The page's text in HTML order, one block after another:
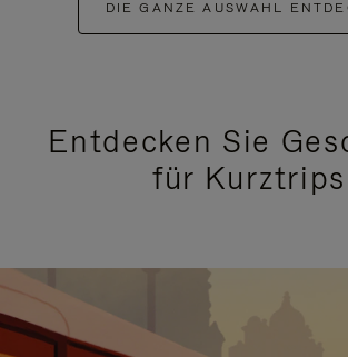
DIE GANZE AUSWAHL
Entdecken Sie
für Kurztrips